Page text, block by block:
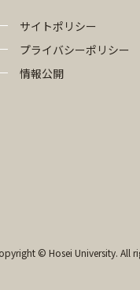
サイトポリシー
プライバシーポリシー
情報公開
© Hosei University. All